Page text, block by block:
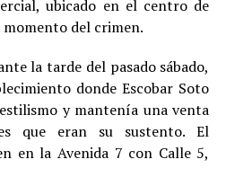
ubicado en el centro de
momento del crimen.
la tarde del pasado sábado,
donde Escobar Soto
y mantenía una venta
que eran su sustento. El
en la Avenida 7 con Calle 5,